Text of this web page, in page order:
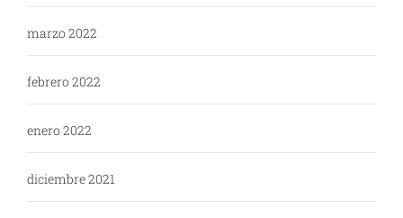
marzo 2022
febrero 2022
enero 2022
diciembre 2021